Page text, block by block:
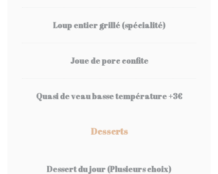
Loup entier grillé (spécialité)
Joue de porc confite
Quasi de veau basse température +3€
Desserts
Dessert du jour (Plusieurs choix)